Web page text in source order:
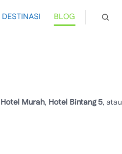
DESTINASI BLOG
Hotel Murah, Hotel Bintang 5, atau